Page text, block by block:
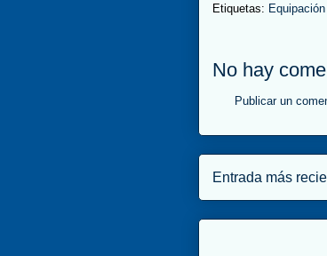
Etiquetas:
No hay
Publicar un
Entrada más